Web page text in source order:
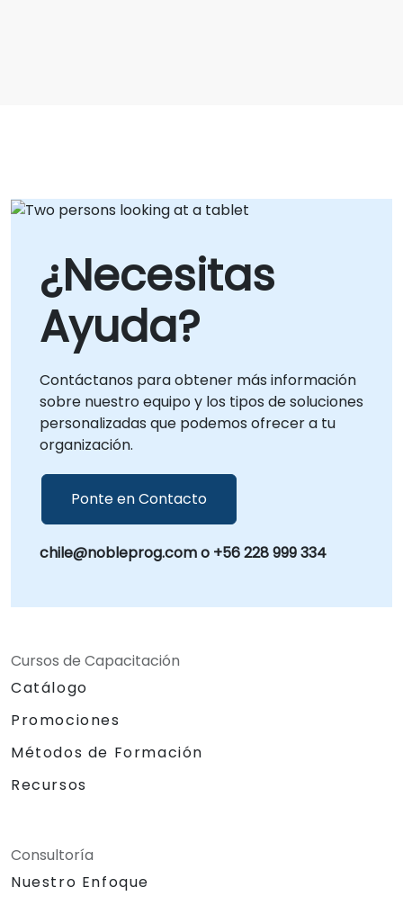
¿Necesitas
Ayuda?
Contáctanos para obtener más información
sobre nuestro equipo y los tipos de soluciones
personalizadas que podemos ofrecer a tu
organización.
Ponte en Contacto
chile@nobleprog.com o +56 228 999 334
Cursos de Capacitación
Catálogo
Promociones
Métodos de Formación
Recursos
Consultoría
Nuestro Enfoque